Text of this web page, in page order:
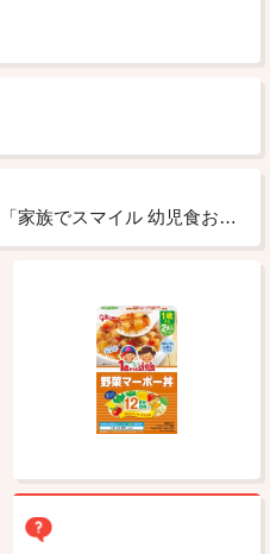
1歳からの幼児食「家族でスマイル 幼児食おかわりキャンペーン」実施中！